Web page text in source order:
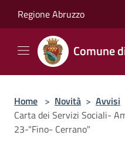
Regione Abruzzo
Comune
Home > Novità > Avvisi
Carta dei Servizi Sociali-
23-"Fino- Cerrano"